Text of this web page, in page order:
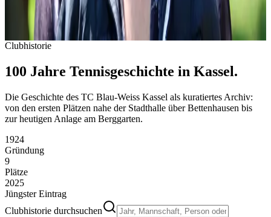
Verwaltet die digitale Präsenz des Clubs.
0170-7306304
mkfstondzik@web.de
Clubhistorie
100 Jahre Tennisgeschichte in Kassel.
Die Geschichte des TC Blau-Weiss Kassel als kuratiertes Archiv:
von den ersten Plätzen nahe der Stadthalle über Bettenhausen bis
zur heutigen Anlage am Berggarten.
1924
Gründung
9
Plätze
2025
Jüngster Eintrag
Clubhistorie durchsuchen